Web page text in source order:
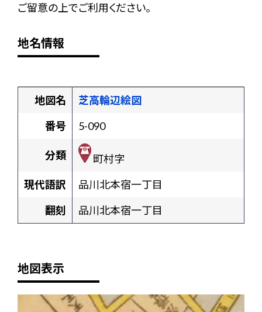
ご留意の上でご利用ください。
地名情報
地図名
芝高輪辺絵図
番号
5-090
分類
町村字
現代語訳
品川北本宿一丁目
翻刻
品川北本宿一丁目
地図表示